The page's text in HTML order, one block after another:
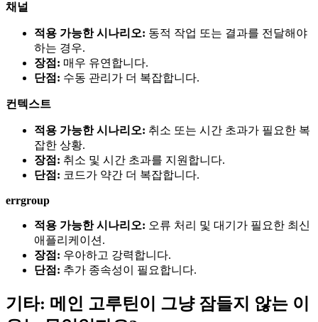
채널
적용 가능한 시나리오: 동적 작업 또는 결과를 전달해야
하는 경우.
장점: 매우 유연합니다.
단점: 수동 관리가 더 복잡합니다.
컨텍스트
적용 가능한 시나리오: 취소 또는 시간 초과가 필요한 복
잡한 상황.
장점: 취소 및 시간 초과를 지원합니다.
단점: 코드가 약간 더 복잡합니다.
errgroup
적용 가능한 시나리오: 오류 처리 및 대기가 필요한 최신
애플리케이션.
장점: 우아하고 강력합니다.
단점: 추가 종속성이 필요합니다.
기타: 메인 고루틴이 그냥 잠들지 않는 이